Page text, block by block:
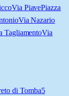
Via PiavePiazza
Via Nazario
TagliamentoVia
di Tomba5